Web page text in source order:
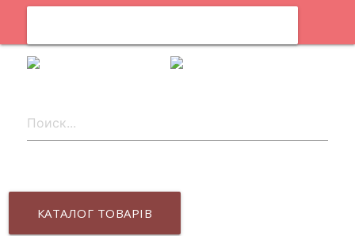
КАТАЛОГ ТОВАРІВ